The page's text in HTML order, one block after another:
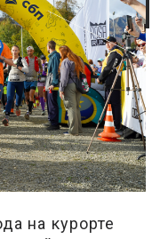
на курорте